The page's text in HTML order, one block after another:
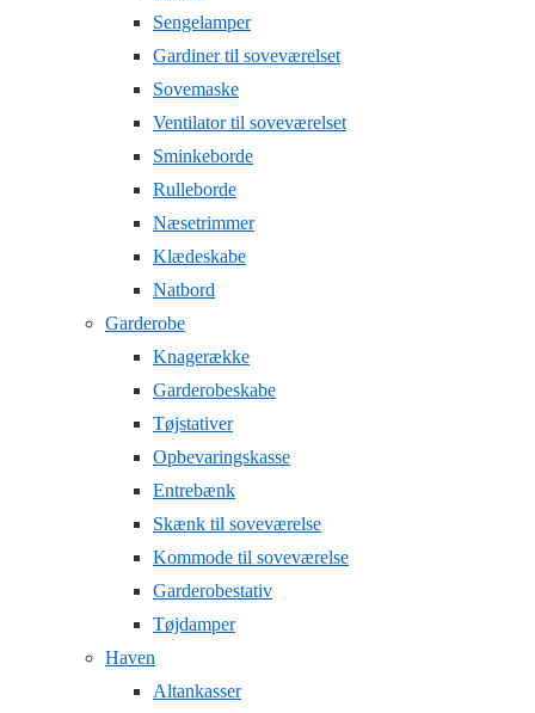
Sengelamper
Gardiner til soveværelset
Sovemaske
Ventilator til soveværelset
Sminkeborde
Rulleborde
Næsetrimmer
Klædeskabe
Natbord
Garderobe
Knagerække
Garderobeskabe
Tøjstativer
Opbevaringskasse
Entrebænk
Skænk til soveværelse
Kommode til soveværelse
Garderobestativ
Tøjdamper
Haven
Altankasser